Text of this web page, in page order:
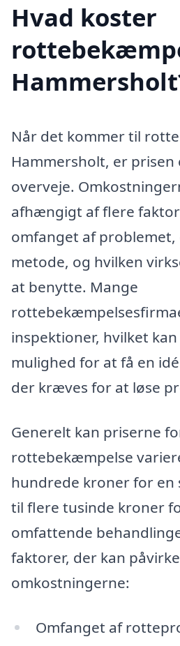
Hvad koster
Når det kommer til
Hammersholt, er
overveje.
afhængigt af flere
omfanget af problemet,
metode, og hvilken
at benytte. Mange
inspektioner, hvilket
mulighed for at få en
der kræves for at løse
Generelt kan priserne
rottebekæmpelse
hundrede kroner for en
til flere tusinde kroner
omfattende
faktorer, der kan påvirke
omkostningerne:
Omfanget af